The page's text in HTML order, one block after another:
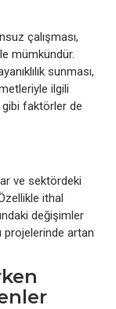
çalışması,
mümkündür.
sunması,
ilgili
gibi faktörler de
ve sektördeki
ithal
değişimler
projelerinde artan